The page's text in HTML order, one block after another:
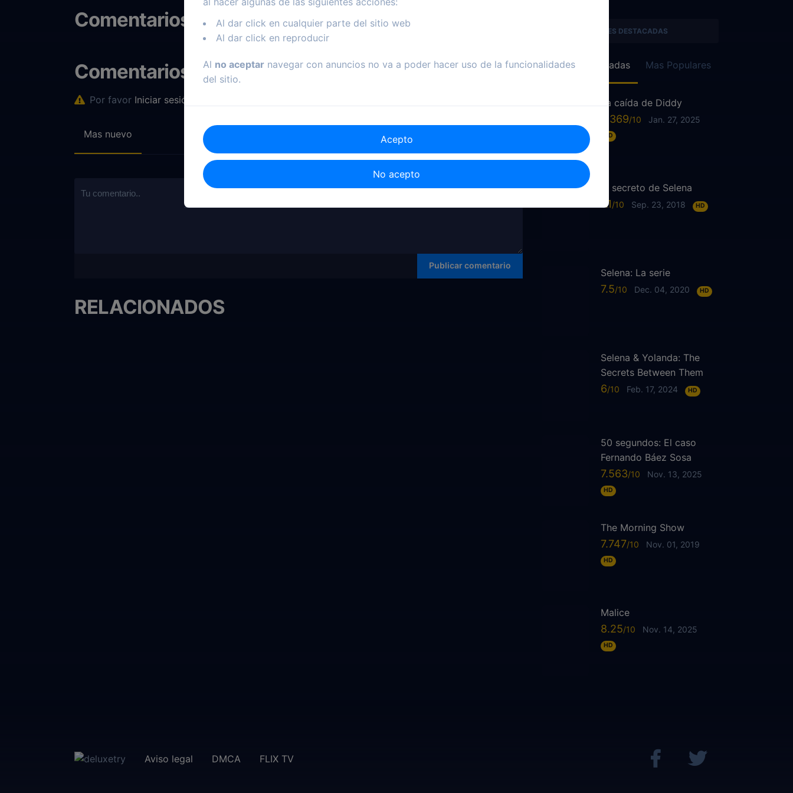
Comentarios
Comentarios
Por favor Iniciar sesión
Mas nuevo
RELACIONADOS
SERIES DESTACADAS
Recién Agregadas Mas Populares
La caída de Diddy
6.369 Jan. 27, 2025
HD
El secreto de Selena
7.1 Sep. 23, 2018 HD
Selena: La serie
7.5 Dec. 04, 2020 HD
Selena & Yolanda: The
Secrets Between Them
6 Feb. 17, 2024 HD
50 segundos: El caso
Fernando Báez Sosa
7.563 Nov. 13, 2025
HD
The Morning Show
7.747 Nov. 01, 2019
HD
Malice
8.25 Nov. 14, 2025
HD
Al dar click en cualquier parte del sitio web
Al dar click en reproducir
Al no aceptar navegar con anuncios no va a poder hacer uso de la funcionalidades
del sitio.
Acepto
No acepto
Aviso legal DMCA FLIX TV